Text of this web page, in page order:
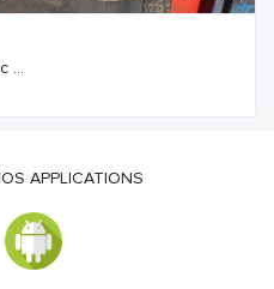
...
APPLICATIONS